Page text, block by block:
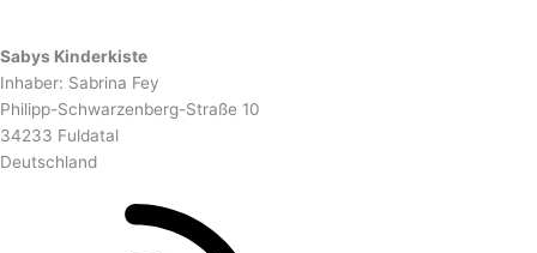
Sabys Kinderkiste
Inhaber: Sabrina Fey
Philipp-Schwarzenberg-Straße 10
34233 Fuldatal
Deutschland